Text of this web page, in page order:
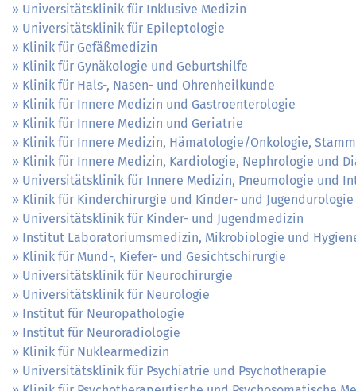
Universitätsklinik für Inklusive Medizin
Universitätsklinik für Epileptologie
Klinik für Gefäßmedizin
Klinik für Gynäkologie und Geburtshilfe
Klinik für Hals-, Nasen- und Ohrenheilkunde
Klinik für Innere Medizin und Gastroenterologie
Klinik für Innere Medizin und Geriatrie
Klinik für Innere Medizin, Hämatologie/Onkologie,
Klinik für Innere Medizin, Kardiologie, Nephrologie und
Universitätsklinik für Innere Medizin, Pneumologie und
Klinik für Kinderchirurgie und Kinder- und Jugendurologie
Universitätsklinik für Kinder- und Jugendmedizin
Institut Laboratoriumsmedizin, Mikrobiologie und
Klinik für Mund-, Kiefer- und Gesichtschirurgie
Universitätsklinik für Neurochirurgie
Universitätsklinik für Neurologie
Institut für Neuropathologie
Institut für Neuroradiologie
Klinik für Nuklearmedizin
Universitätsklinik für Psychiatrie und Psychotherapie